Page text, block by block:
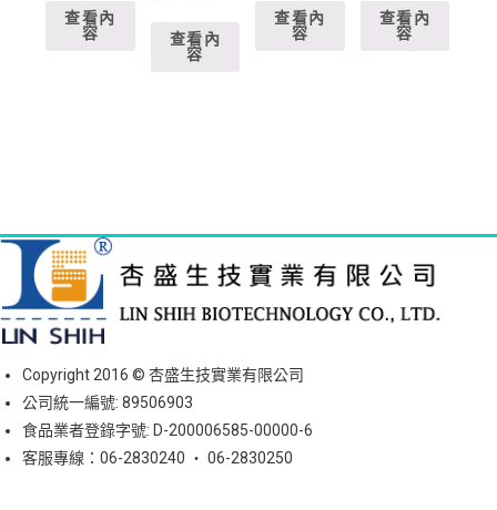
查看內
容 查看內
容
查看內
容
查看內
容
Copyright 2016 © 杏盛生技實業有限公司
公司統一編號: 89506903
食品業者登錄字號: D-200006585-00000-6
客服專線：06-2830240 ‧ 06-2830250